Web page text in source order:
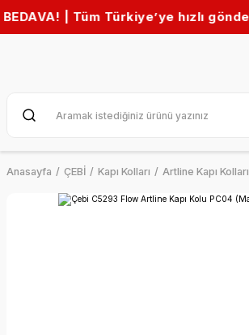
| Tüm Türkiye’ye hızlı gönderim 🚚
Anasayfa ÇEBİ Kapı Kolları Artline Kapı Kolları